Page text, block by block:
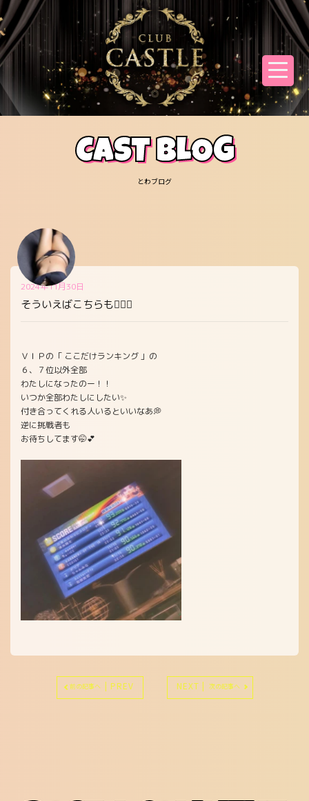
CAST BLOG
とわブログ
そういえばこちらも💁‍♀️✨
2024年11月30日
ＶＩＰの「 ここだけランキング 」の
６、７位以外全部
わたしになったのー！！
いつか全部わたしにしたい✨
付き合ってくれる人いるといいなあ💭
逆に挑戦者も
お待ちしてます🤭︎‪💕︎
前の記事へ | PREV NEXT | 次の記事へ